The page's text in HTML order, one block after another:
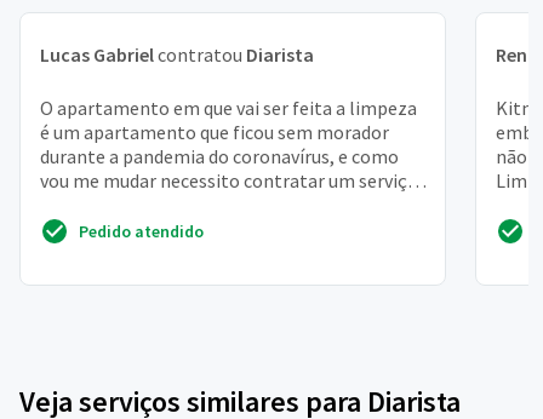
Lucas Gabrielcontratou Diarista
O apartamento em que vai ser feita a limpeza
é um apartamento que ficou sem morador
durante a pandemia do coronavírus, e como
vou me mudar necessito contratar um serviço
Pedido atendido
não
Veja serviços similares para Diarista